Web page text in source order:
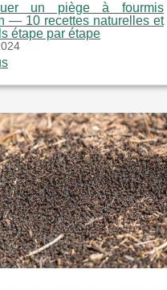
un piège à fourmis
— 10 recettes naturelles et
étape par étape